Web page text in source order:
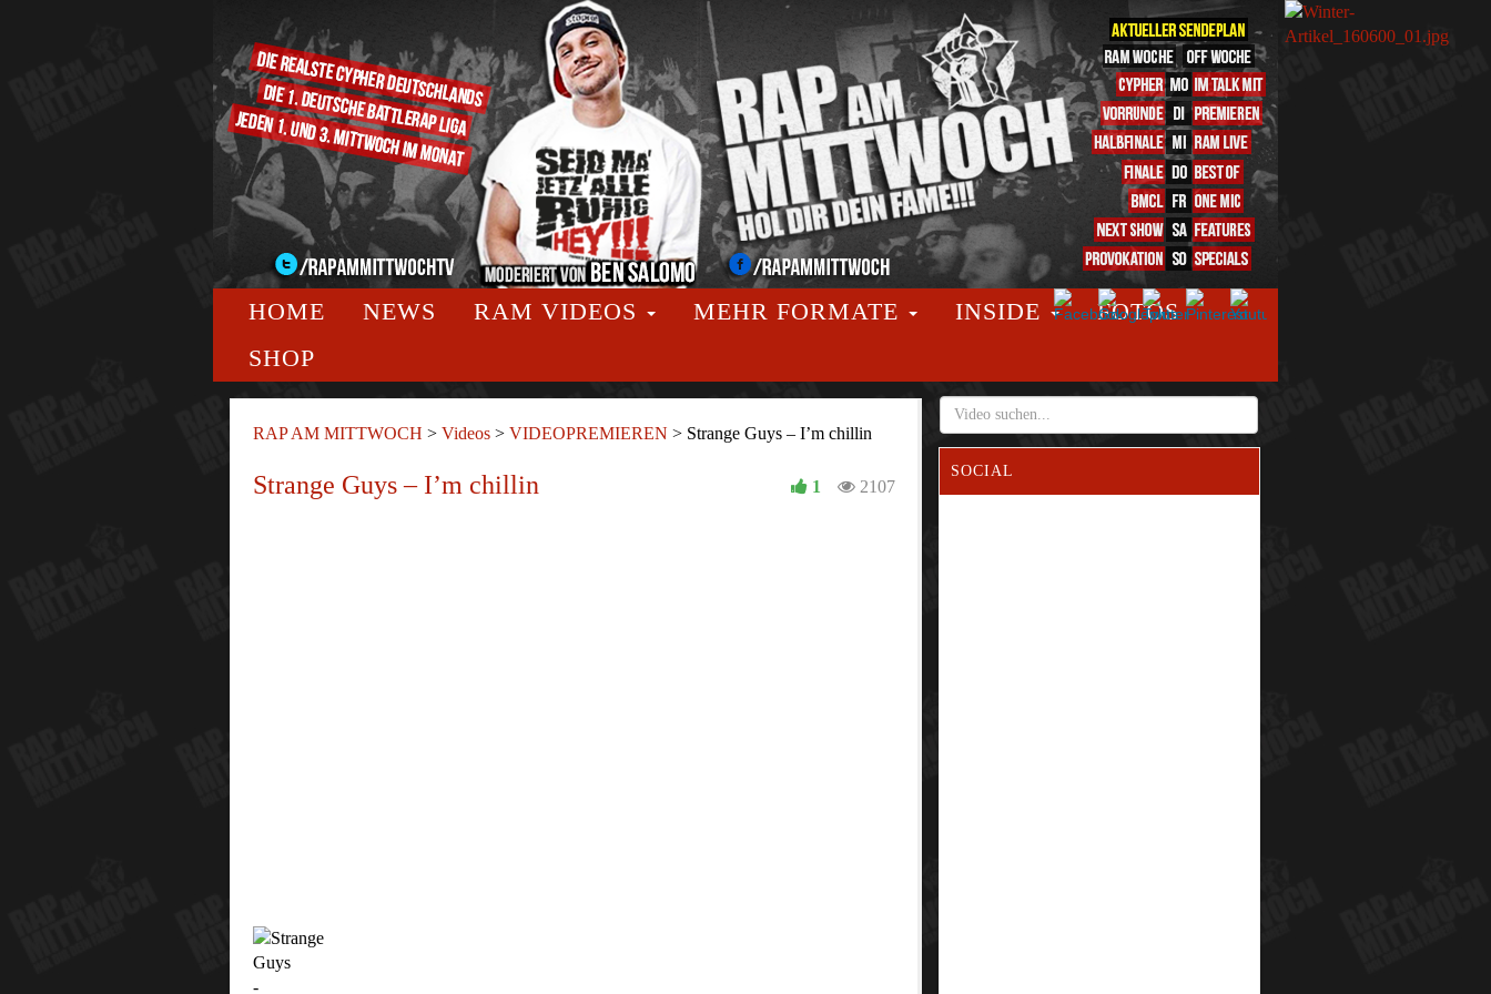
HOME NEWS RAM VIDEOS MEHR FORMATE INSIDE
FOTOS
SHOP
RAP AM MITTWOCH > Videos > VIDEOPREMIEREN > Strange Guys – I’m chillin
Strange Guys – I’m chillin 2107
1
SOCIAL